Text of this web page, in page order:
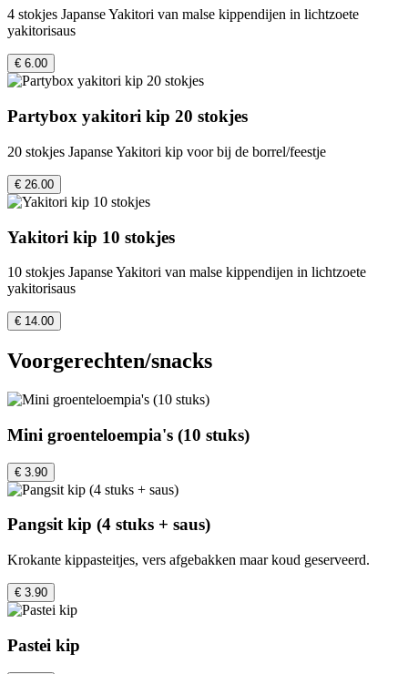
4 stokjes Japanse Yakitori van malse kippendijen in lichtzoete
yakitorisaus
€ 6.00
Partybox yakitori kip 20 stokjes
20 stokjes Japanse Yakitori kip voor bij de borrel/feestje
€ 26.00
Yakitori kip 10 stokjes
10 stokjes Japanse Yakitori van malse kippendijen in lichtzoete
yakitorisaus
€ 14.00
Voorgerechten/snacks
Mini groenteloempia's (10 stuks)
€ 3.90
Pangsit kip (4 stuks + saus)
Krokante kippasteitjes, vers afgebakken maar koud geserveerd.
€ 3.90
Pastei kip